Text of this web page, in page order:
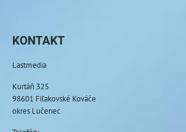
KONTAKT
Lastmedia
Kurtáň 325
98601 Fiľakovské Kováče
okres Lučenec